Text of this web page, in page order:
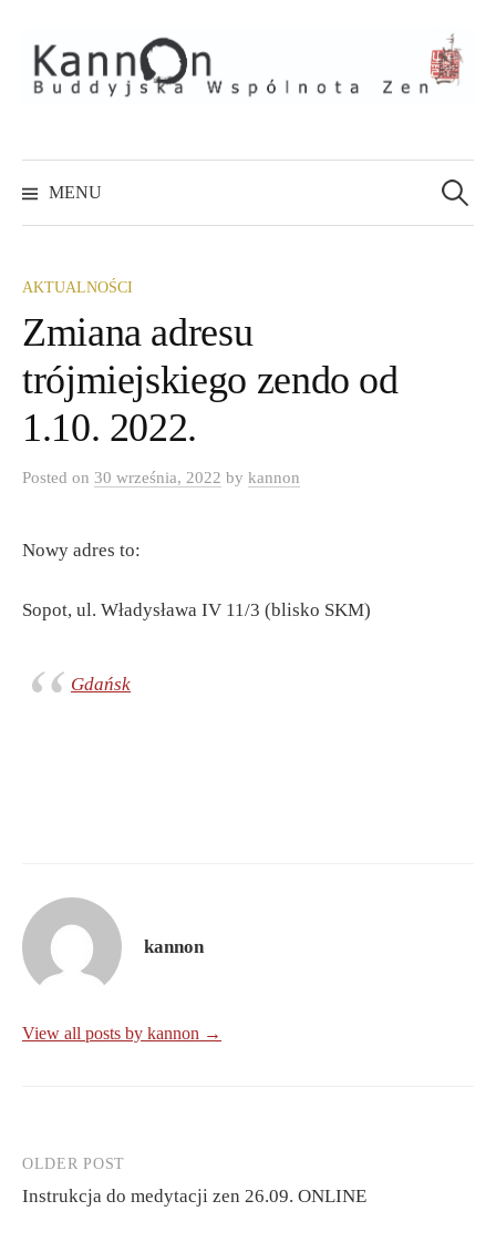
to
content
MENU
AKTUALNOŚCI
Zmiana adresu
trójmiejskiego zendo od
1.10. 2022.
Posted on 30 września, 2022 by kannon
Nowy adres to:
Sopot, ul. Władysława IV 11/3 (blisko SKM)
Gdańsk
kannon
View all posts by kannon →
Post
navigation
OLDER POST
Instrukcja do medytacji zen 26.09. ONLINE